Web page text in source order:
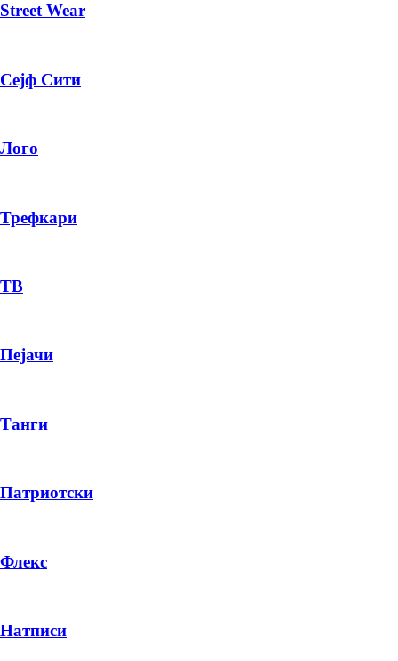
Street Wear
Сејф Сити
Лого
Трефкари
ТВ
Пејачи
Танги
Патриотски
Флекс
Натписи